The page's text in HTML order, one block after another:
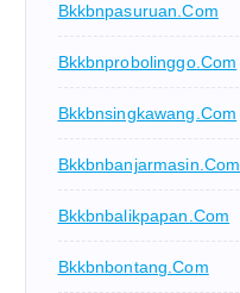
Bkkbnpasuruan.com
Bkkbnprobolinggo.com
Bkkbnsingkawang.com
Bkkbnbanjarmasin.com
Bkkbnbalikpapan.com
Bkkbnbontang.com